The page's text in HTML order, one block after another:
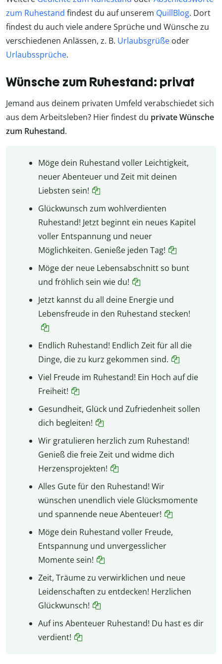
zum Ruhestand findest du auf unserem QuillBlog. Dort
findest du auch viele andere Sprüche und Wünsche zu
verschiedenen Anlässen, z. B. Urlaubsgrüße oder
Urlaubssprüche.
Wünsche zum Ruhestand: privat
Jemand aus deinem privaten Umfeld verabschiedet sich
aus dem Arbeitsleben? Hier findest du private Wünsche
zum Ruhestand.
Möge dein Ruhestand voller Leichtigkeit,
neuer Abenteuer und Zeit mit deinen
Liebsten sein!
Glückwunsch zum wohlverdienten
Ruhestand! Jetzt beginnt ein neues Kapitel
voller Entspannung und neuer
Möglichkeiten. Genieße jeden Tag!
Möge der neue Lebensabschnitt so bunt
und fröhlich sein wie du!
Jetzt kannst du all deine Energie und
Lebensfreude in den Ruhestand stecken!
Endlich Ruhestand! Endlich Zeit für all die
Dinge, die zu kurz gekommen sind.
Viel Freude im Ruhestand! Ein Hoch auf die
Freiheit!
Gesundheit, Glück und Zufriedenheit sollen
dich begleiten!
Wir gratulieren herzlich zum Ruhestand!
Genieß die freie Zeit und widme dich
Herzensprojekten!
Alles Gute für den Ruhestand! Wir
wünschen unendlich viele Glücksmomente
und spannende neue Abenteuer!
Möge dein Ruhestand voller Freude,
Entspannung und unvergesslicher
Momente sein!
Zeit, Träume zu verwirklichen und neue
Leidenschaften zu entdecken! Herzlichen
Glückwunsch!
Auf ins Abenteuer Ruhestand! Du hast es dir
verdient!